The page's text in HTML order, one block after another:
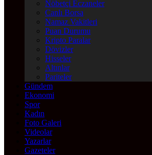
Nöbetçi Eczaneler
Canlı Borsa
Namaz Vakitleri
Puan Durumu
Kripto Paralar
Dövizler
Hisseler
Altınlar
Pariteler
Gündem
Ekonomi
Spor
Kadın
Foto Galeri
Videolar
Yazarlar
Gazeteler